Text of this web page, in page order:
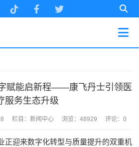
赋能启新程——康飞丹士引领医
服务生态升级
栏目： 新闻中心 浏览：48929 评论：0
正迎来数字化转型与质量提升的双重机